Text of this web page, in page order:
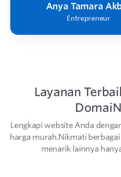
Anya Tamara
Entrepreneur
Layanan
Lengkapi website Anda
harga murah.Nikmati
menarik lainnya